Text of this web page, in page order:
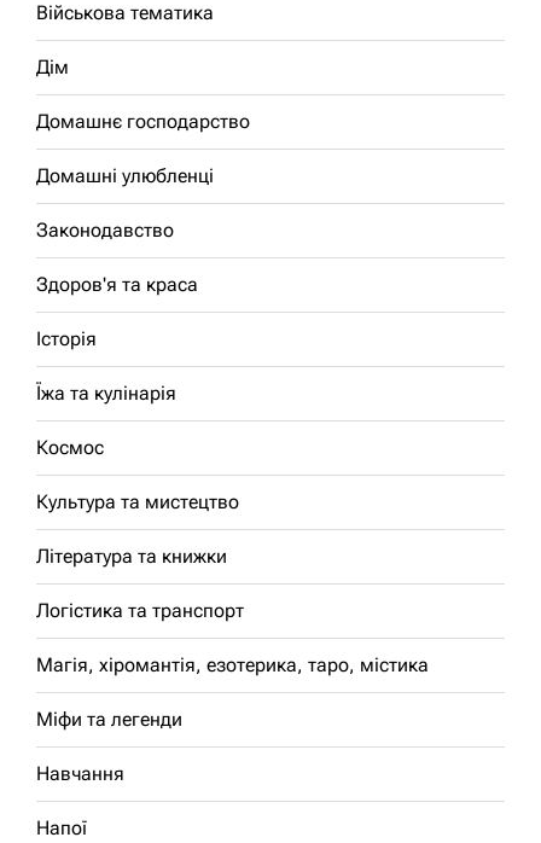
Військова тематика
Дім
Домашнє господарство
Домашні улюбленці
Законодавство
Здоров'я та краса
Історія
Їжа та кулінарія
Космос
Культура та мистецтво
Література та книжки
Логістика та транспорт
Магія, хіромантія, езотерика, таро, містика
Міфи та легенди
Навчання
Напої